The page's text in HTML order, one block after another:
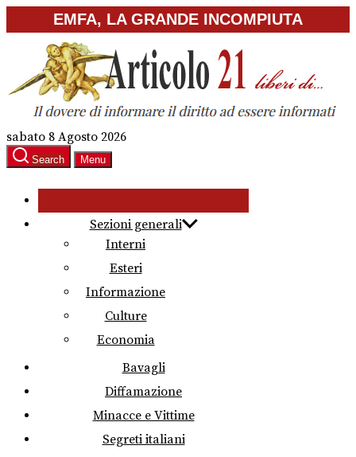
to
content
EMFA, LA GRANDE INCOMPIUTA
sabato 8 Agosto 2026
Search Menu
Sezioni generali
Interni
Esteri
Informazione
Culture
Economia
Bavagli
Diffamazione
Minacce e Vittime
Segreti italiani